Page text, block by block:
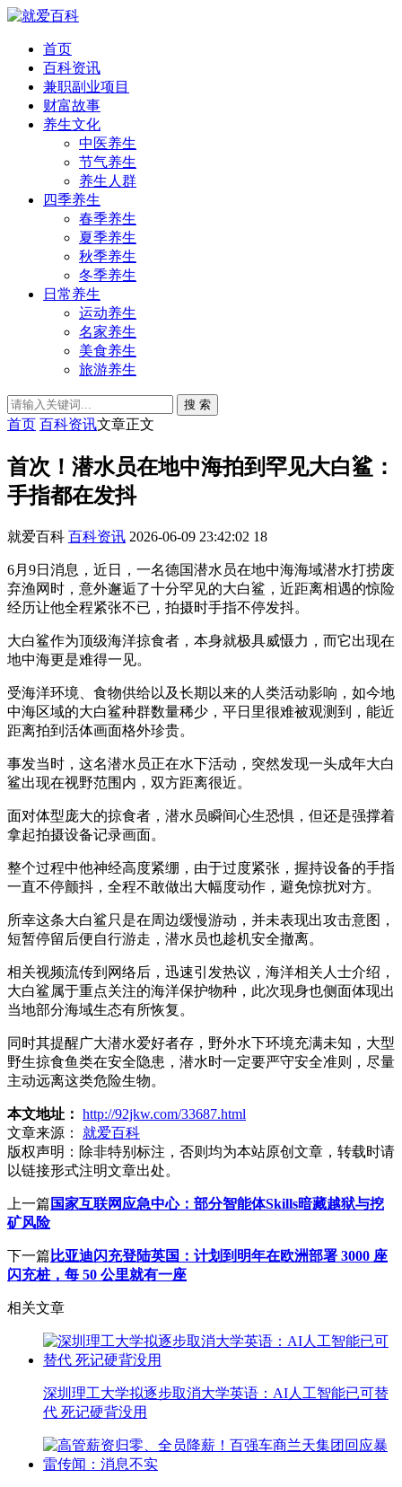
首页
百科资讯
兼职副业项目
财富故事
养生文化
中医养生
节气养生
养生人群
四季养生
春季养生
夏季养生
秋季养生
冬季养生
日常养生
运动养生
名家养生
美食养生
旅游养生
搜 索
首页 百科资讯文章正文
首次！潜水员在地中海拍到罕见大白鲨：
手指都在发抖
就爱百科 百科资讯 2026-06-09 23:42:02 18
6月9日消息，近日，一名德国潜水员在地中海海域潜水打捞废
弃渔网时，意外邂逅了十分罕见的大白鲨，近距离相遇的惊险
经历让他全程紧张不已，拍摄时手指不停发抖。
大白鲨作为顶级海洋掠食者，本身就极具威慑力，而它出现在
地中海更是难得一见。
受海洋环境、食物供给以及长期以来的人类活动影响，如今地
中海区域的大白鲨种群数量稀少，平日里很难被观测到，能近
距离拍到活体画面格外珍贵。
事发当时，这名潜水员正在水下活动，突然发现一头成年大白
鲨出现在视野范围内，双方距离很近。
面对体型庞大的掠食者，潜水员瞬间心生恐惧，但还是强撑着
拿起拍摄设备记录画面。
整个过程中他神经高度紧绷，由于过度紧张，握持设备的手指
一直不停颤抖，全程不敢做出大幅度动作，避免惊扰对方。
所幸这条大白鲨只是在周边缓慢游动，并未表现出攻击意图，
短暂停留后便自行游走，潜水员也趁机安全撤离。
相关视频流传到网络后，迅速引发热议，海洋相关人士介绍，
大白鲨属于重点关注的海洋保护物种，此次现身也侧面体现出
当地部分海域生态有所恢复。
同时其提醒广大潜水爱好者存，野外水下环境充满未知，大型
野生掠食鱼类在安全隐患，潜水时一定要严守安全准则，尽量
主动远离这类危险生物。
本文地址： http://92jkw.com/33687.html
文章来源：
就爱百科
版权声明： 除非特别标注，否则均为本站原创文章，转载时请
以链接形式注明文章出处。
上一篇 国家互联网应急中心：部分智能体Skills暗藏越狱与挖
矿风险
下一篇 比亚迪闪充登陆英国：计划到明年在欧洲部署 3000 座
闪充桩，每 50 公里就有一座
相关文章
深圳理工大学拟逐步取消大学英语：AI人工智能已可替
代 死记硬背没用